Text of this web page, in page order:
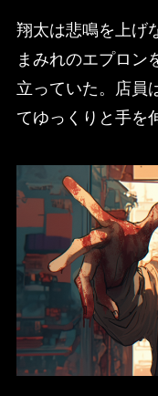
翔太は悲鳴を上げ
まみれのエプロン
立っていた。店員
てゆっくりと手を